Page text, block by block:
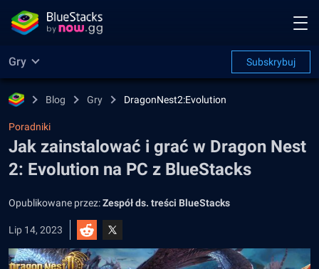
Gry Subskrybuj
Blog Gry DragonNest2:Evolution
Poradniki
Jak zainstalować i grać w Dragon Nest
2: Evolution na PC z BlueStacks
Opublikowane przez:Zespół ds. treści BlueStacks
Lip 14, 2023